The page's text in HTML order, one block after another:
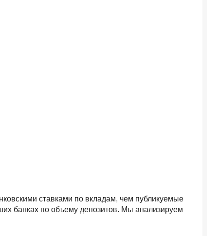
ставками по вкладам, чем публикуемые
банках по объему депозитов. Мы анализируем